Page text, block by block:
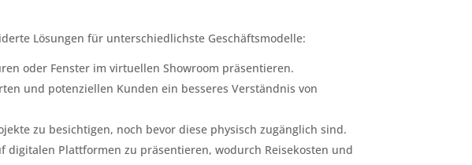
Lösungen für unterschiedlichste Geschäftsmodelle:
oder Fenster im virtuellen Showroom präsentieren.
und potenziellen Kunden ein besseres Verständnis von
zu besichtigen, noch bevor diese physisch zugänglich sind.
Plattformen zu präsentieren, wodurch Reisekosten und